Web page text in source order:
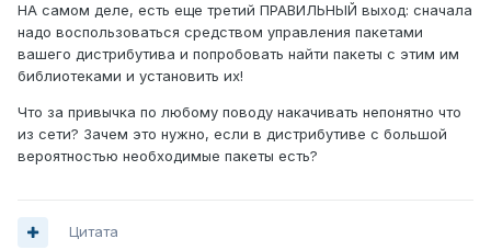
НА самом деле, есть еще третий ПРАВИЛЬНЫЙ выход: сначала
надо воспользоваться средством управления пакетами
вашего дистрибутива и попробовать найти пакеты с этим им
библиотеками и установить их!
Что за привычка по любому поводу накачивать непонятно что
из сети? Зачем это нужно, если в дистрибутиве с большой
вероятностью необходимые пакеты есть?
Цитата